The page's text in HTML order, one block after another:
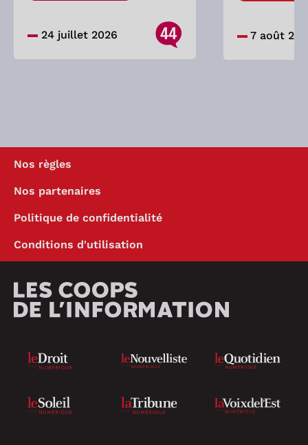
24 juillet 2026 44 7 août
Nos règles
Nos partenaires
Politique de confidentialité
Conditions d'utilisation